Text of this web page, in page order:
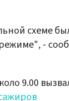
схеме
-
9.00